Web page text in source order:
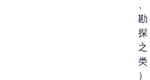
、
勘
探
之
类
）